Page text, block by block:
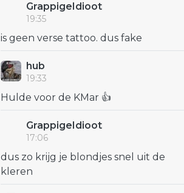
GrappigeIdioot
19:35
is geen verse tattoo. dus fake
hub
19:33
Hulde voor de KMar 👍
GrappigeIdioot
17:06
dus zo krijg je blondjes snel uit de
kleren